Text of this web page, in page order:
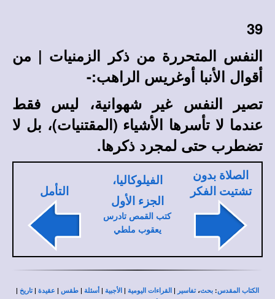
39
النفس المتحررة من ذكر الزمنيات | من
أقوال الأنبا أوغريس الراهب:-
تصير النفس غير شهوانية، ليس فقط
عندما لا تأسرها الأشياء (المقتنيات)، بل لا
تضطرب حتى لمجرد ذكرها.
الصلاة بدون
تشتيت الفكر
الفيلوكاليا،
الجزء الأول
كتب القمص تادرس
يعقوب ملطي
التأمل
الكتاب المقدس: بحث،تفاسير | القراءات اليومية | الأجبية | أسئلة | طقس | عقيدة |تاريخ |